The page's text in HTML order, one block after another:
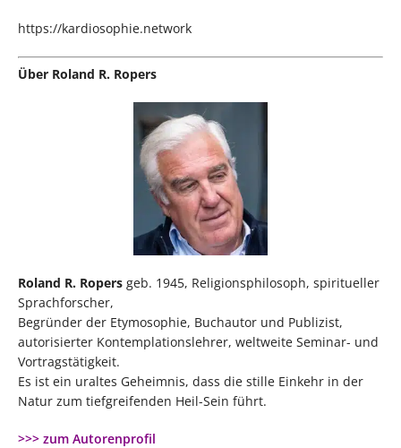
https://kardiosophie.network
Über Roland R. Ropers
Roland R. Ropers geb. 1945, Religionsphilosoph, spiritueller
Sprachforscher,
Begründer der Etymosophie, Buchautor und Publizist,
autorisierter Kontemplationslehrer, weltweite Seminar- und
Vortragstätigkeit.
Es ist ein uraltes Geheimnis, dass die stille Einkehr in der
Natur zum tiefgreifenden Heil-Sein führt.
>>> zum Autorenprofil